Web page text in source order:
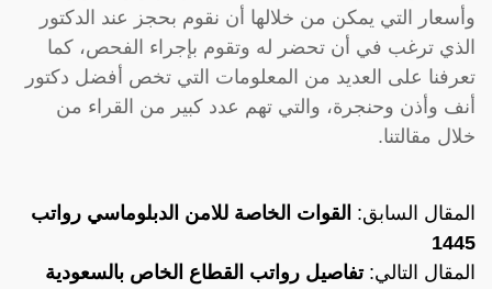
وأسعار التي يمكن من خلالها أن نقوم بحجز عند الدكتور
الذي ترغب في أن تحضر له وتقوم بإجراء الفحص، كما
تعرفنا على العديد من المعلومات التي تخص أفضل دكتور
أنف وأذن وحنجرة، والتي تهم عدد كبير من القراء من
خلال مقالتنا.
المقال السابق: القوات الخاصة للامن الدبلوماسي رواتب
1445
المقال التالي:تفاصيل رواتب القطاع الخاص بالسعودية